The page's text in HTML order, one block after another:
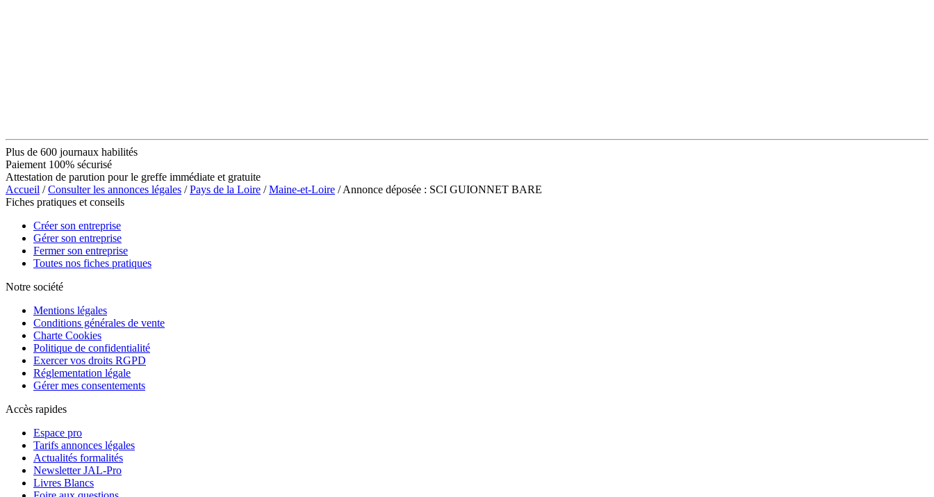
Plus de 600 journaux habilités
Paiement 100% sécurisé
Attestation de parution pour le greffe immédiate et gratuite
Accueil /Consulter les annonces légales /Pays de la Loire /Maine-et-Loire / Annonce déposée : SCI GUIONNET BARE
Fiches pratiques et conseils
Créer son entreprise
Gérer son entreprise
Fermer son entreprise
Toutes nos fiches pratiques
Notre société
Mentions légales
Conditions générales de vente
Charte Cookies
Politique de confidentialité
Exercer vos droits RGPD
Réglementation légale
Gérer mes consentements
Accès rapides
Espace pro
Tarifs annonces légales
Actualités formalités
Newsletter JAL-Pro
Livres Blancs